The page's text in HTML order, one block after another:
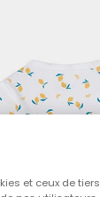
et ceux de